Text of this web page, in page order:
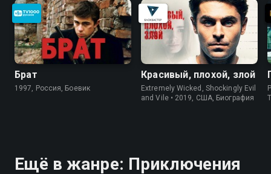
Брат
1997, Россия, Боевик
Красивый, плохой, злой
Extremely Wicked, Shockingly Evil
and Vile • 2019, США, Биография
Ещё в жанре: Приключения